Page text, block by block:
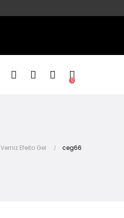
0
Verniz Efeito Gel ceg66